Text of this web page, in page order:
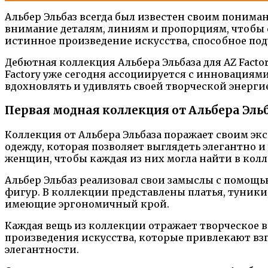
Альбер Эльбаз всегда был известен своим
внимание деталям, линиям и пропорциям, чтобы
истинное произведение искусства, способное
Дебютная коллекция Альбера Эльбаза для AZ
Factory уже сегодня ассоциируется с
вдохновлять и удивлять своей творческой
Первая модная коллекция от Альбера
Коллекция от Альбера Эльбаза поражает своим
одежду, которая позволяет выглядеть
женщин, чтобы каждая из них могла найти в
Альбер Эльбаз реализовал свои замыслы с
фигур. В коллекции представлены платья,
имеющие эргономичный крой.
Каждая вещь из коллекции отражает творческое
произведения искусства, которые привлекают
элегантности.